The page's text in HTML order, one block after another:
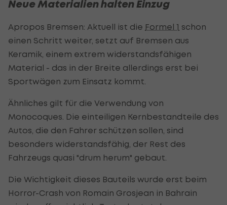
Neue Materialien halten Einzug
Apropos Bremsen: Aktuell ist die Formel 1 schon
einen Schritt weiter, setzt auf Bremsen aus
Keramik, einem extrem widerstandsfähigen
Material - das in der Breite allerdings erst bei
Sportwägen zum Einsatz kommt.
Ähnliches gilt für die Verwendung von
Monocoques. Die einteiligen Kernbestandteile des
Autos, die den Fahrer schützen sollen, sind
besonders widerstandsfähig, der Rest des
Fahrzeugs quasi "drum herum" gebaut.
Die Wichtigkeit dieses Bauteils wurde erst beim
Horror-Crash von Romain Grosjean in Bahrain